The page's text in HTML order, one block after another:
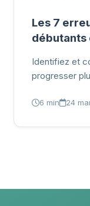
Les 7
débutants
Identifiez et
progresser
6 min 24